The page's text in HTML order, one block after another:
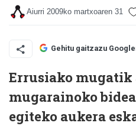
Aiurri 2009ko martxoaren 31
Gehitu gaitzazu
Errusiako mugatik
mugarainoko
egiteko aukera